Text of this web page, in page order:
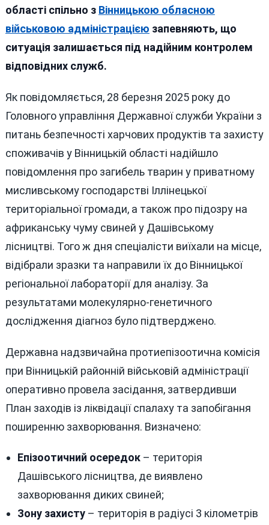
Їх
області спільно з Вінницькою обласною
військовою адміністрацією запевняють, що
ситуація залишається під надійним контролем
відповідних служб.
Як повідомляється, 28 березня 2025 року до
Головного управління Державної служби України з
питань безпечності харчових продуктів та захисту
споживачів у Вінницькій області надійшло
повідомлення про загибель тварин у приватному
мисливському господарстві Іллінецької
територіальної громади, а також про підозру на
африканську чуму свиней у Дашівському
лісництві. Того ж дня спеціалісти виїхали на місце,
відібрали зразки та направили їх до Вінницької
регіональної лабораторії для аналізу. За
результатами молекулярно-генетичного
дослідження діагноз було підтверджено.
Державна надзвичайна протиепізоотична комісія
при Вінницькій районній військовій адміністрації
оперативно провела засідання, затвердивши
План заходів із ліквідації спалаху та запобігання
поширенню захворювання. Визначено:
Епізоотичний осередок– територія
Дашівського лісництва, де виявлено
захворювання диких свиней;
Зону захисту– територія в радіусі 3 кілометрів